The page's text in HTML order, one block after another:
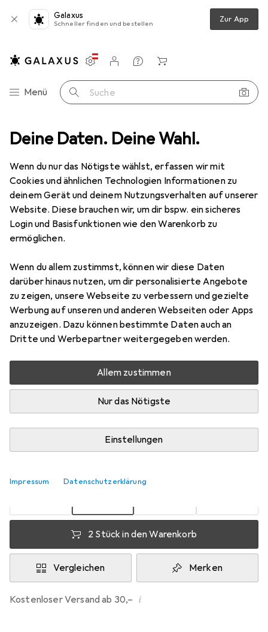
Deine Daten. Deine Wahl.
Wenn du nur das Nötigste wählst, erfassen wir mit
Cookies und ähnlichen Technologien Informationen zu
deinem Gerät und deinem Nutzungsverhalten auf unserer
Website. Diese brauchen wir, um dir bspw. ein sicheres
Login und Basisfunktionen wie den Warenkorb zu
ermöglichen.
Wenn du allem zustimmst, können wir diese Daten
darüber hinaus nutzen, um dir personalisierte Angebote
zu zeigen, unsere Webseite zu verbessern und gezielte
Werbung auf unseren und anderen Webseiten oder Apps
anzuzeigen. Dazu können bestimmte Daten auch an
Dritte und Werbepartner weitergegeben werden.
Allem zustimmen
Nur das Nötigste
Einstellungen
Impressum Datenschutzerklärung
Galaxus
Schneller finden und bestellen Zur App
Navigation nach Kategorien
Menü Suche
Einstellungen
Kundenkonto
Vergleichslisten
Merklisten
Warenkorb
Bastelperlen Creativ Company Holzperlen
9 Bilder
MENGENRABATT
Creativ Company Holzperlen
Preis in EUR inkl. MwSt.
EUR
8,38
78
Bewertungen Marke
Mehr von Creativ
Zwischen Fr, 21.8. und Fr, 28.8. geliefert
Mehr als 10 Stück an Lager beim Lieferanten
Benachrichtigen, wenn schneller verfügbar
EUR
9,28
pro Stück
EUR
8,38
pro Stück
EUR
7,96
pro Stück
2 Stück in den Warenkorb
Vergleichen Merken
Kostenloser Versand ab 30,– i